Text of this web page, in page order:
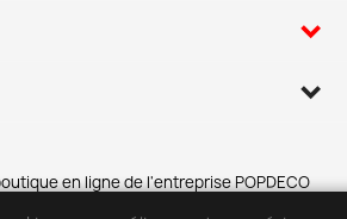

keyboard_arrow_down
outique en ligne de l'entreprise POPDECO